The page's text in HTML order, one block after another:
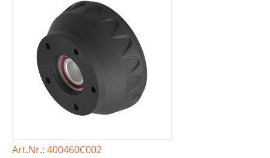
Art.Nr.: 400460C002